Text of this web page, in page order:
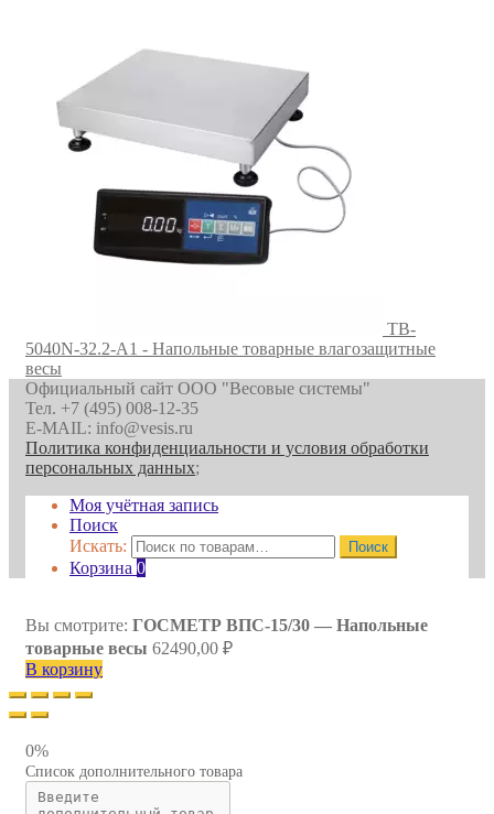
TB-
5040N-32.2-А1 - Напольные товарные влагозащитные
весы
Официальный сайт ООО "Весовые системы"
Тел. +7 (495) 008-12-35
E-MAIL: info@vesis.ru
Политика конфиденциальности и условия обработки
персональных данных;
Моя учётная запись
Поиск
Искать:
Поиск
Корзина 0
Вы смотрите: ГОСМЕТР ВПС-15/30 — Напольные
товарные весы 62490,00 ₽
В корзину
0%
Список дополнительного товара